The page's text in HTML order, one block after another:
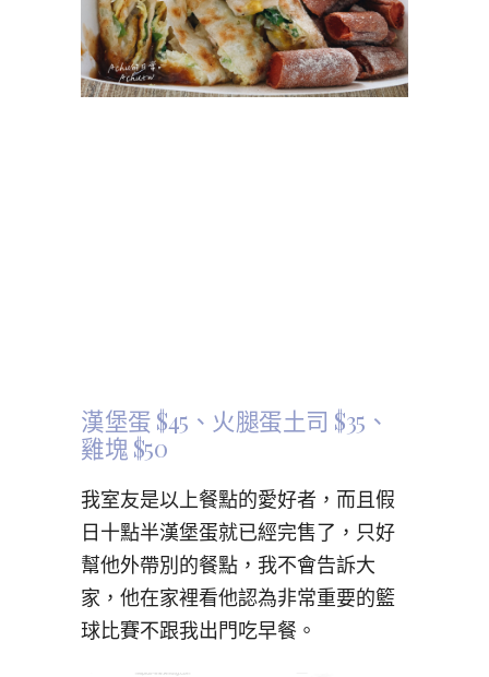
漢堡蛋 $45、火腿蛋土司 $35、
雞塊 $50
我室友是以上餐點的愛好者，而且假
日十點半漢堡蛋就已經完售了，只好
幫他外帶別的餐點，我不會告訴大
家，他在家裡看他認為非常重要的籃
球比賽不跟我出門吃早餐。